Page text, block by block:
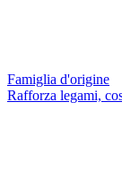
Famiglia d'origine
Rafforza legami,